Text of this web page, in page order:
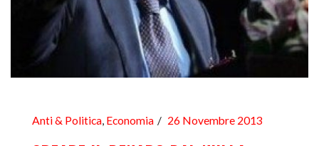
Anti & Politica, Economia 26 Novembre 2013